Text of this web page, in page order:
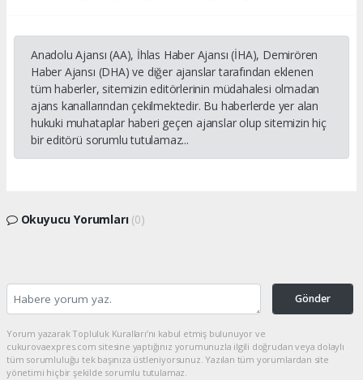
Anadolu Ajansı (AA), İhlas Haber Ajansı (İHA), Demirören
Haber Ajansı (DHA) ve diğer ajanslar tarafından eklenen
tüm haberler, sitemizin editörlerinin müdahalesi olmadan
ajans kanallarından çekilmektedir. Bu haberlerde yer alan
hukuki muhataplar haberi geçen ajanslar olup sitemizin hiç
bir editörü sorumlu tutulamaz...
Okuyucu Yorumları (0)
Gönder
Yorum yazarak Topluluk Kuralları’nı kabul etmiş bulunuyor ve
cukurovaexpres.com sitesine yaptığınız yorumunuzla ilgili doğrudan veya dolaylı
tüm sorumluluğu tek başınıza üstleniyorsunuz. Yazılan tüm yorumlardan site
yönetimi hiçbir şekilde sorumlu tutulamaz.